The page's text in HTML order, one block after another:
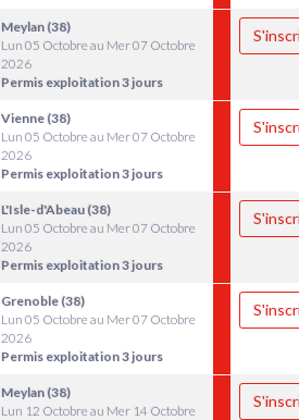
Meylan (38)
Lun 05 Octobre au Mer 07 Octobre
2026
Permis exploitation 3 jours
Vienne (38)
Lun 05 Octobre au Mer 07 Octobre
2026
Permis exploitation 3 jours
L'Isle-d'Abeau (38)
Lun 05 Octobre au Mer 07 Octobre
2026
Permis exploitation 3 jours
Grenoble (38)
Lun 05 Octobre au Mer 07 Octobre
2026
Permis exploitation 3 jours
Meylan (38)
Lun 12 Octobre au Mer 14 Octobre